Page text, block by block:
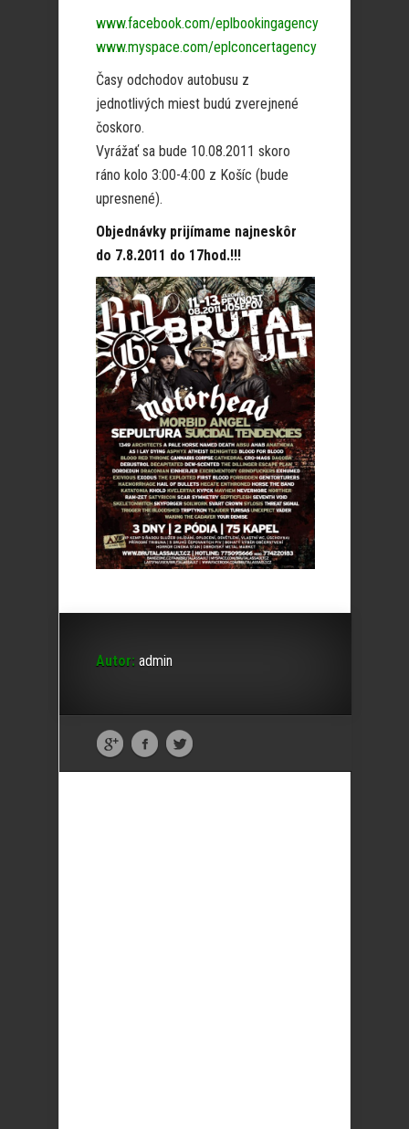
www.facebook.com/eplbookingagency
www.myspace.com/eplconcertagency
Časy odchodov autobusu z
jednotlivých miest budú zverejnené
čoskoro.
Vyrážať sa bude 10.08.2011 skoro
ráno kolo 3:00-4:00 z Košíc (bude
upresnené).
Objednávky prijímame najneskôr
do 7.8.2011 do 17hod.!!!
Autor: admin